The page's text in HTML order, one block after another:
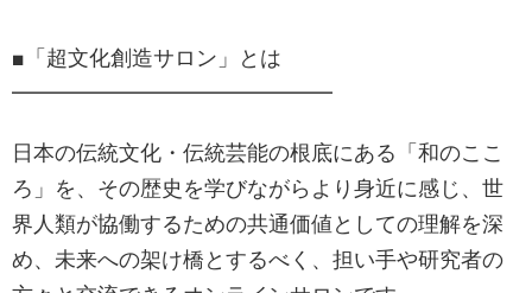
■「超文化創造サロン」とは
━━━━━━━━━━━━━━━
日本の伝統文化・伝統芸能の根底にある「和のここ
ろ」を、その歴史を学びながらより身近に感じ、世
界人類が協働するための共通価値としての理解を深
め、未来への架け橋とするべく、担い手や研究者の